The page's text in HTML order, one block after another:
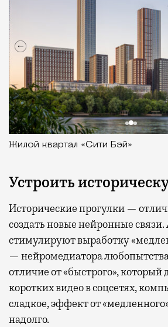
Жилой квартал «Сити Бэй»
Устроить
Исторические прогулки —
создать новые нейронные
стимулируют выработку
— нейромедиатора
отличие от «быстрого»,
коротких видео в соцсетях,
сладкое, эффект от
надолго.